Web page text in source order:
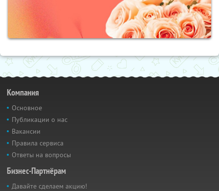
Компания
Основное
Публикации о нас
Вакансии
Правила сервиса
Ответы на вопросы
Бизнес-Партнёрам
Давайте сделаем акцию!